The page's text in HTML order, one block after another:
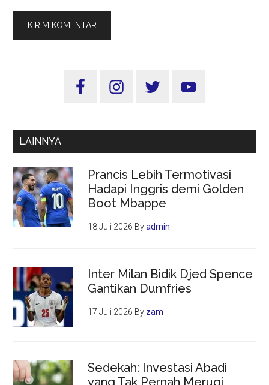
Sidebar
LAINNYA
Prancis Lebih Termotivasi
Hadapi Inggris demi Golden
Boot Mbappe
18 Juli 2026 Byadmin
Inter Milan Bidik Djed Spence
Gantikan Dumfries
17 Juli 2026 By zam
Sedekah: Investasi Abadi
yang Tak Pernah Merugi